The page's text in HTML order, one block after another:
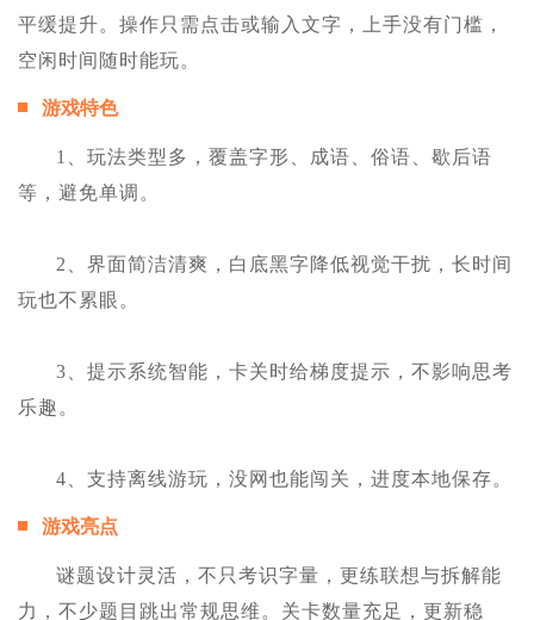
平缓提升。操作只需点击或输入文字，上手没有门槛，
空闲时间随时能玩。
游戏特色
1、玩法类型多，覆盖字形、成语、俗语、歇后语
等，避免单调。
2、界面简洁清爽，白底黑字降低视觉干扰，长时间
玩也不累眼。
3、提示系统智能，卡关时给梯度提示，不影响思考
乐趣。
4、支持离线游玩，没网也能闯关，进度本地保存。
游戏亮点
谜题设计灵活，不只考识字量，更练联想与拆解能
力，不少题目跳出常规思维。关卡数量充足，更新稳